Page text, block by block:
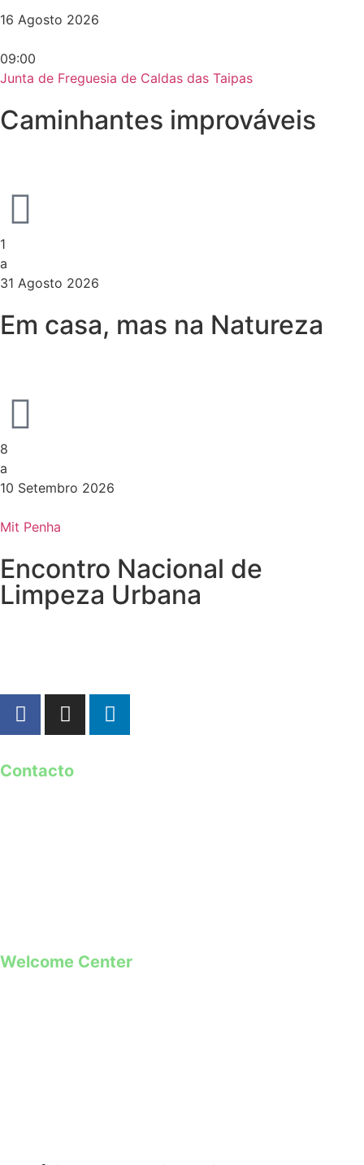
16 Agosto 2026
09:00
Junta de Freguesia de Caldas das Taipas
Caminhantes improváveis
1
a
31 Agosto 2026
Em casa, mas na Natureza
8
a
10 Setembro 2026
Mit Penha
Encontro Nacional de
Limpeza Urbana
Contacto
Welcome Center